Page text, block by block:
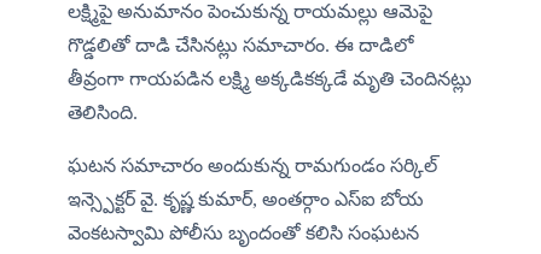
లక్ష్మిపై అనుమానం పెంచుకున్న రాయమల్లు ఆమెపై
గొడ్డలితో దాడి చేసినట్లు సమాచారం. ఈ దాడిలో
తీవ్రంగా గాయపడిన లక్ష్మి అక్కడికక్కడే మృతి చెందినట్లు
తెలిసింది.
ఘటన సమాచారం అందుకున్న రామగుండం సర్కిల్
ఇన్స్పెక్టర్ వై. కృష్ణ కుమార్, అంతర్గాం ఎస్ఐ బోయ
వెంకటస్వామి పోలీసు బృందంతో కలిసి సంఘటన